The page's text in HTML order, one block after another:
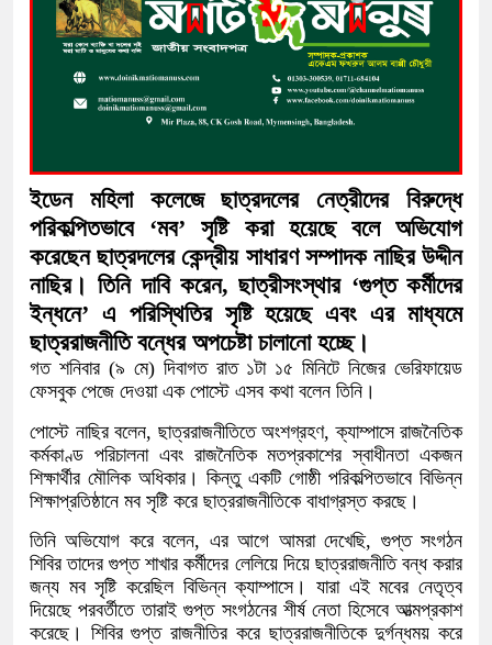
সরকারকে ব্যর্থ করতে দেশের বিরুদ্ধে
দেশের বাজারে ফের বড় ধাক্কা: এক
বিচার প্রক্রিয়া শুরু: হাছান-
ইডেন মহিলা কলেজে ছাত্রদলের নেত্রীদের বিরুদ্ধে
পরিকল্পিতভাবে ‘মব’ সৃষ্টি করা হয়েছে বলে অভিযোগ
করেছেন ছাত্রদলের কেন্দ্রীয় সাধারণ সম্পাদক নাছির উদ্দীন
নাছির। তিনি দাবি করেন, ছাত্রীসংস্থার ‘গুপ্ত কর্মীদের
ইন্ধনে’ এ পরিস্থিতির সৃষ্টি হয়েছে এবং এর মাধ্যমে
ছাত্ররাজনীতি বন্ধের অপচেষ্টা চালানো হচ্ছে।
গত শনিবার (৯ মে) দিবাগত রাত ১টা ১৫ মিনিটে নিজের ভেরিফায়েড
ফেসবুক পেজে দেওয়া এক পোস্টে এসব কথা বলেন তিনি।
পোস্টে নাছির বলেন, ছাত্ররাজনীতিতে অংশগ্রহণ, ক্যাম্পাসে রাজনৈতিক
কর্মকাণ্ড পরিচালনা এবং রাজনৈতিক মতপ্রকাশের স্বাধীনতা একজন
শিক্ষার্থীর মৌলিক অধিকার। কিন্তু একটি গোষ্ঠী পরিকল্পিতভাবে বিভিন্ন
শিক্ষাপ্রতিষ্ঠানে মব সৃষ্টি করে ছাত্ররাজনীতিকে বাধাগ্রস্ত করছে।
তিনি অভিযোগ করে বলেন, এর আগে আমরা দেখেছি, গুপ্ত সংগঠন
শিবির তাদের গুপ্ত শাখার কর্মীদের লেলিয়ে দিয়ে ছাত্ররাজনীতি বন্ধ করার
জন্য মব সৃষ্টি করেছিল বিভিন্ন ক্যাম্পাসে। যারা এই মবের নেতৃত্ব
দিয়েছে পরবর্তীতে তারাই গুপ্ত সংগঠনের শীর্ষ নেতা হিসেবে আত্মপ্রকাশ
করেছে। শিবির গুপ্ত রাজনীতির করে ছাত্ররাজনীতিকে দুর্গন্ধময় করে